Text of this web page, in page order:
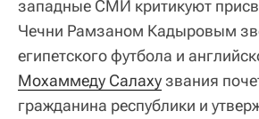
западные СМИ критикуют
Чечни Рамзаном Кадыровым
египетского футбола и
Мохаммеду Салахузвания
гражданина республики и